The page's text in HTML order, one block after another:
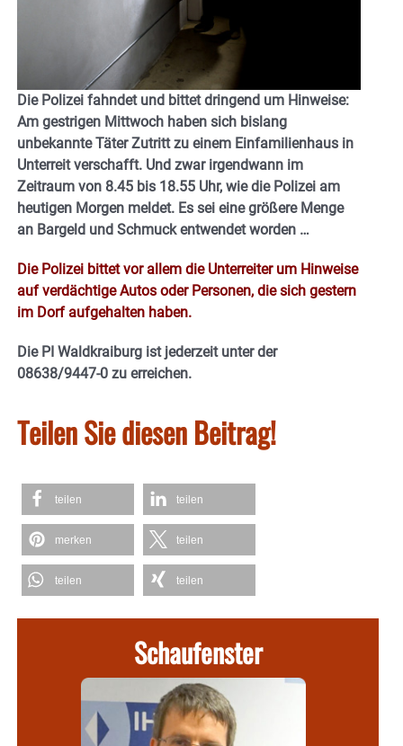
Die Polizei fahndet und bittet dringend um Hinweise:
Am gestrigen Mittwoch haben sich bislang
unbekannte Täter Zutritt zu einem Einfamilienhaus in
Unterreit verschafft. Und zwar irgendwann im
Zeitraum von 8.45 bis 18.55 Uhr, wie die Polizei am
heutigen Morgen meldet. Es sei eine größere Menge
an Bargeld und Schmuck entwendet worden …
Die Polizei bittet vor allem die Unterreiter um Hinweise
auf verdächtige Autos oder Personen, die sich gestern
im Dorf aufgehalten haben.
Die PI Waldkraiburg ist jederzeit unter der
08638/9447-0 zu erreichen.
Teilen Sie diesen Beitrag!
teilen teilen
merken teilen
teilen teilen
Schaufenster